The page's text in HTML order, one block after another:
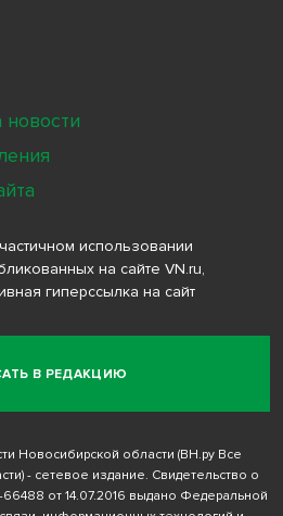
В РЕДАКЦИЮ
использовании
на сайте VN.ru,
гиперссылка на сайт
Новосибирской области (ВН.ру Все
- сетевое издание. Свидетельство о
от 14.07.2016 выдано Федеральной
новости